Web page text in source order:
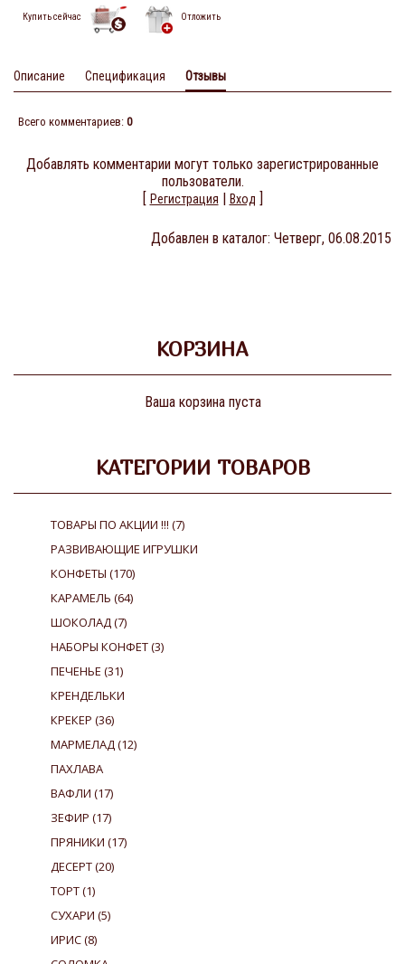
Купить сейчас Отложить
Описание Спецификация Отзывы
Всего комментариев: 0
Добавлять комментарии могут только зарегистрированные
пользователи.
[ Регистрация | Вход ]
Добавлен в каталог: Четверг, 06.08.2015
КОРЗИНА
Ваша корзина пуста
КАТЕГОРИИ ТОВАРОВ
ТОВАРЫ ПО АКЦИИ !!! (7)
РАЗВИВАЮЩИЕ ИГРУШКИ
КОНФЕТЫ (170)
КАРАМЕЛЬ (64)
ШОКОЛАД(7)
НАБОРЫ КОНФЕТ(3)
ПЕЧЕНЬЕ (31)
КРЕНДЕЛЬКИ
КРЕКЕР (36)
МАРМЕЛАД(12)
ПАХЛАВА
ВАФЛИ (17)
ЗЕФИР (17)
ПРЯНИКИ (17)
ДЕСЕРТ(20)
ТОРТ(1)
СУХАРИ (5)
ИРИС(8)